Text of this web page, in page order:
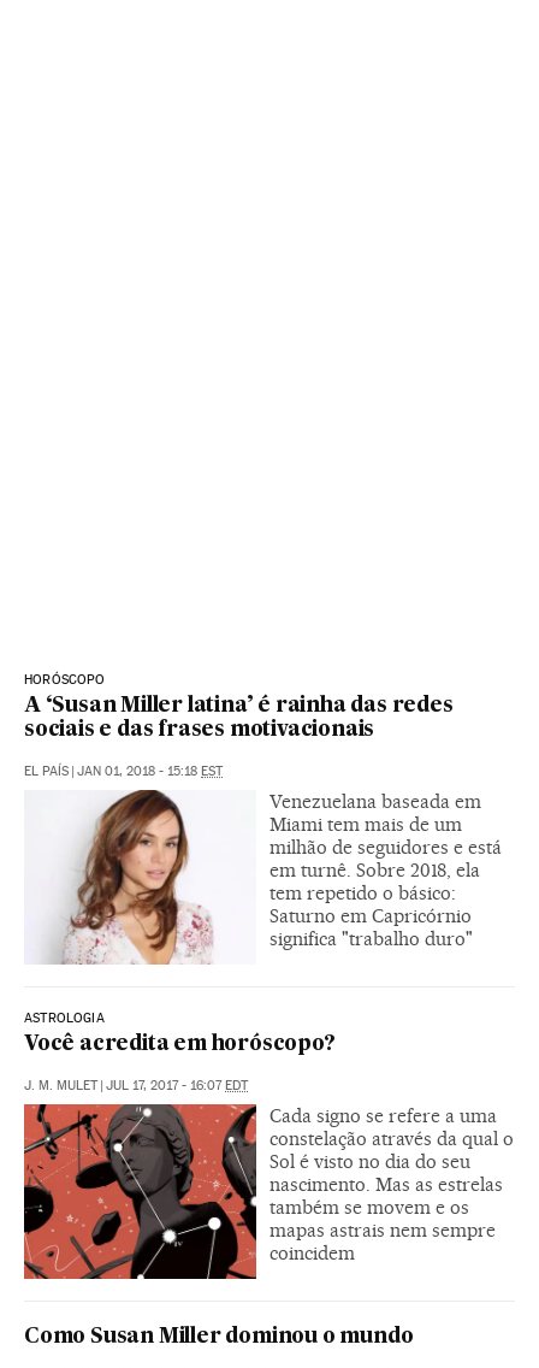
HORÓSCOPO
A ‘Susan Miller latina’ é rainha das redes
sociais e das frases motivacionais
EL PAÍS | JAN 01, 2018 - 15:18 EST
Venezuelana baseada em
Miami tem mais de um
milhão de seguidores e está
em turnê. Sobre 2018, ela
tem repetido o básico:
Saturno em Capricórnio
significa "trabalho duro"
ASTROLOGIA
Você acredita em horóscopo?
J. M. MULET | JUL 17, 2017 - 16:07EDT
Cada signo se refere a uma
constelação através da qual o
Sol é visto no dia do seu
nascimento. Mas as estrelas
também se movem e os
mapas astrais nem sempre
coincidem
Como Susan Miller dominou o mundo